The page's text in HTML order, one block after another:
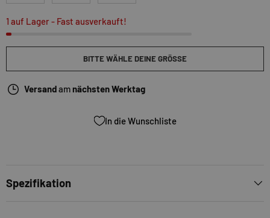
1 auf Lager- Fast ausverkauft!
BITTE WÄHLE DEINE GRÖSSE
Versandamnächsten Werktag
In die Wunschliste
Spezifikation